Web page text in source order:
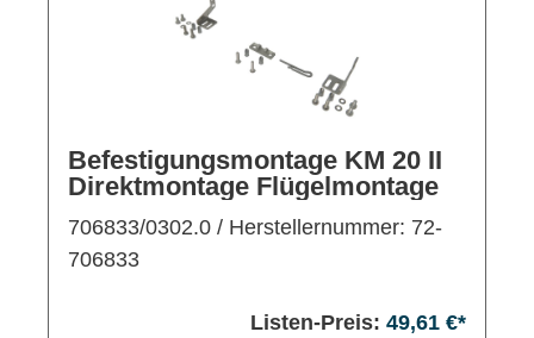
Befestigungsmontage KM 20 II
Direktmontage Flügelmontage
706833/0302.0 / Herstellernummer: 72-
706833
Listen-Preis: 49,61 €*